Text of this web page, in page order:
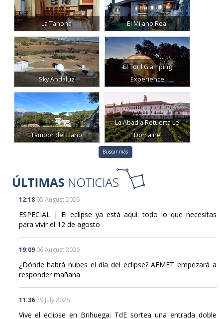
La Tahona El Milano Real
Sky Andaluz
El Toril Glamping
Experience
Tambor del Llano
La Abadía Retuerta Le
Domaine
Buscar más
12:18 05 August 2026
ESPECIAL | El eclipse ya está aquí: todo lo que necesitas
para vivir el 12 de agosto
19:09
¿Dónde habrá nubes el día del eclipse? AEMET empezará a
responder mañana
11:36
Vive el eclipse en Brihuega: TdE sortea una entrada doble
para Solaris 2.0